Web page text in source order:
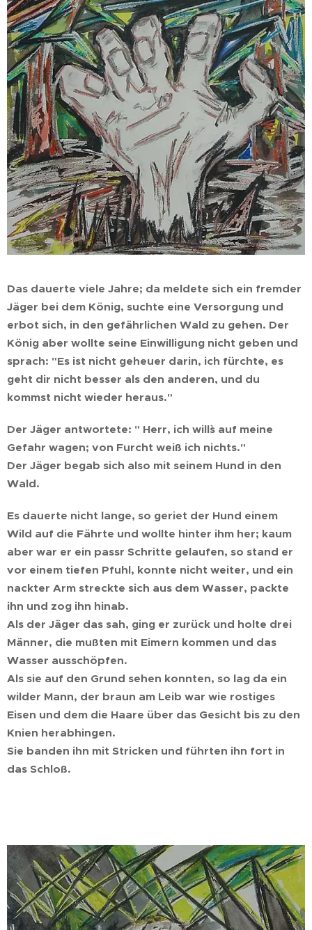
Das dauerte viele Jahre; da meldete sich ein fremder
Jäger bei dem König, suchte eine Versorgung und
erbot sich, in den gefährlichen Wald zu gehen. Der
König aber wollte seine Einwilligung nicht geben und
sprach: "Es ist nicht geheuer darin, ich fürchte, es
geht dir nicht besser als den anderen, und du
kommst nicht wieder heraus."
Der Jäger antwortete: " Herr, ich will`s auf meine
Gefahr wagen; von Furcht weiß ich nichts."
Der Jäger begab sich also mit seinem Hund in den
Wald.
Es dauerte nicht lange, so geriet der Hund einem
Wild auf die Fährte und wollte hinter ihm her; kaum
aber war er ein passr Schritte gelaufen, so stand er
vor einem tiefen Pfuhl, konnte nicht weiter, und ein
nackter Arm streckte sich aus dem Wasser, packte
ihn und zog ihn hinab.
Als der Jäger das sah, ging er zurück und holte drei
Männer, die mußten mit Eimern kommen und das
Wasser ausschöpfen.
Als sie auf den Grund sehen konnten, so lag da ein
wilder Mann, der braun am Leib war wie rostiges
Eisen und dem die Haare über das Gesicht bis zu den
Knien herabhingen.
Sie banden ihn mit Stricken und führten ihn fort in
das Schloß.